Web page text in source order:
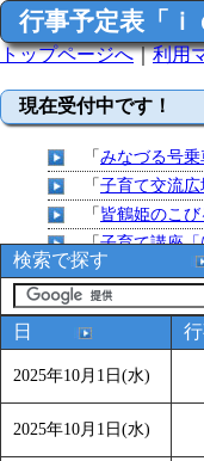
行事予定表「ｉ
トップページへ｜利用
現在受付中です！
「みなづる号乗
「子育て交流広
「皆鶴姫のこ
「子育て講座
「 子育て交流
「子育て交流広
「
赤ちゃん子
赤ちゃん子
「まだまだ暑
皆鶴姫のこ
「
みなづる号
検索で探す
日
2025年10月1日(水)
2025年10月1日(水)